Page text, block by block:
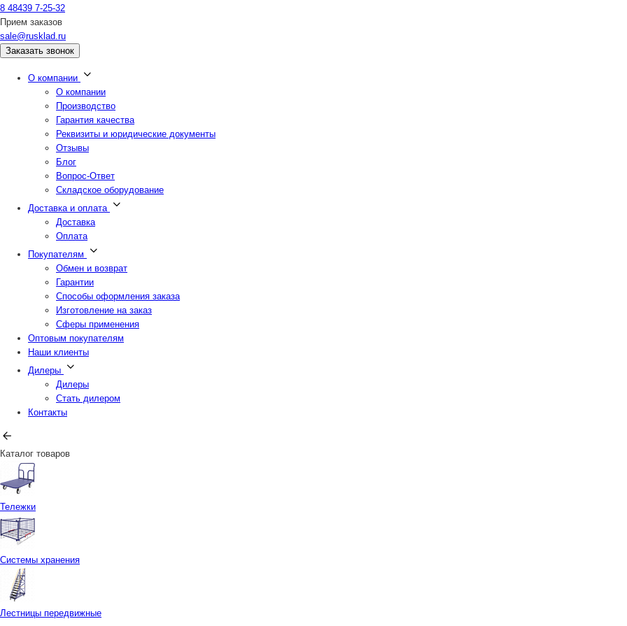
8 48439 7-25-32
Прием заказов
sale@rusklad.ru
Заказать звонок
О компании
О компании
Производство
Гарантия качества
Реквизиты и юридические документы
Отзывы
Блог
Вопрос-Ответ
Складское оборудование
Доставка и оплата
Доставка
Оплата
Покупателям
Обмен и возврат
Гарантии
Способы оформления заказа
Изготовление на заказ
Сферы применения
Оптовым покупателям
Наши клиенты
Дилеры
Дилеры
Стать дилером
Контакты
Каталог товаров
Тележки
Системы хранения
Лестницы передвижные